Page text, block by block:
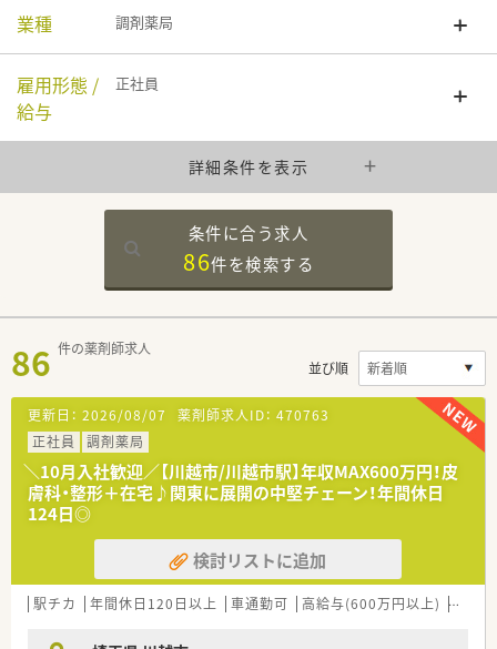
業種 調剤薬局
雇用形態 /
給与
正社員
詳細条件を表示
条件に合う求人
86件を検索する
86 件の薬剤師求人
並び順
更新日： 2026/08/07 薬剤師求人ID： 470763
正社員
調剤薬局
＼10月入社歓迎／【川越市/川越市駅】年収MAX600万円！皮
膚科・整形＋在宅♪関東に展開の中堅チェーン！年間休日
124日◎
検討リストに追加
駅チカ 年間休日120日以上 車通勤可 高給与(600万円以上) 認定